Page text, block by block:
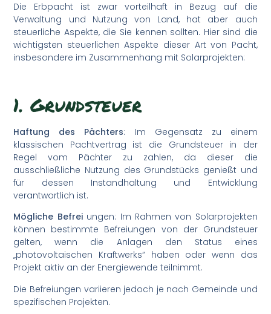
Die Erbpacht ist zwar vorteilhaft in Bezug auf die
Verwaltung und Nutzung von Land, hat aber auch
steuerliche Aspekte, die Sie kennen sollten. Hier sind die
wichtigsten steuerlichen Aspekte dieser Art von Pacht,
insbesondere im Zusammenhang mit Solarprojekten:
1. Grundsteuer
Haftung des Pächters: Im Gegensatz zu einem
klassischen Pachtvertrag ist die Grundsteuer in der
Regel vom Pächter zu zahlen, da dieser die
ausschließliche Nutzung des Grundstücks genießt und
für dessen Instandhaltung und Entwicklung
verantwortlich ist.
Mögliche Befreiungen: Im Rahmen von Solarprojekten
können bestimmte Befreiungen von der Grundsteuer
gelten, wenn die Anlagen den Status eines
„photovoltaischen Kraftwerks“ haben oder wenn das
Projekt aktiv an der Energiewende teilnimmt.
Die Befreiungen variieren jedoch je nach Gemeinde und
spezifischen Projekten.